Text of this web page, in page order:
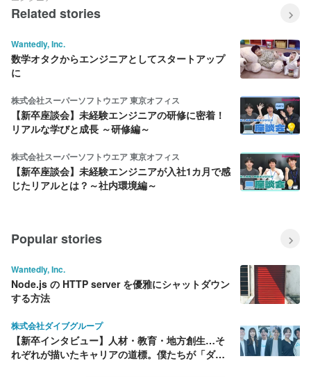
Related stories
Wantedly, Inc.
数学オタクからエンジニアとしてスタートアップ
に
株式会社スーパーソフトウエア 東京オフィス
【新卒座談会】未経験エンジニアの研修に密着！
リアルな学びと成長 ～研修編～
株式会社スーパーソフトウエア 東京オフィス
【新卒座談会】未経験エンジニアが入社1カ月で感
じたリアルとは？～社内環境編～
Popular stories
Wantedly, Inc.
Node.js の HTTP server を優雅にシャットダウン
する方法
株式会社ダイブグループ
【新卒インタビュー】人材・教育・地方創生…そ
れぞれが描いたキャリアの道標。僕たちが「ダイ